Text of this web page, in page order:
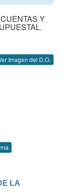
Y
Imagen del D.O.
LA